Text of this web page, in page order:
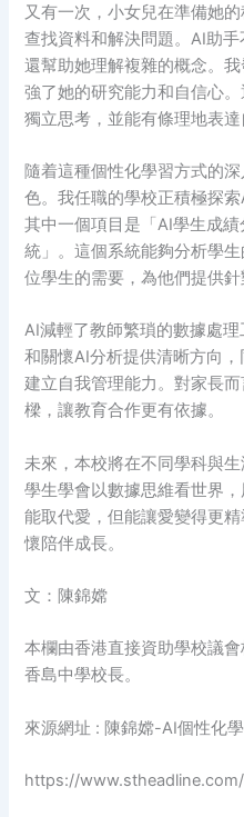
又有一次，小女兒在準備她
查找資料和解決問題。AI助
還幫助她理解複雜的概念。
強了她的研究能力和自信心
獨立思考，並能有條理地表達
隨着這種個性化學習方式的
色。我任職的學校正積極探
其中一個項目是「AI學生成
統」。這個系統能夠分析學
位學生的需要，為他們提供針
AI減輕了教師繁瑣的數據處
和關懷AI分析提供清晰方向，
建立自我管理能力。對家長
樑，讓教育合作更有依據。
未來，本校將在不同學科與
學生學會以數據思維看世界
能取代愛，但能讓愛變得更
懷陪伴成長。
文：陳錦嫦
本欄由香港直接資助學校議
香島中學校長。
來源網址 : 陳錦嫦-AI個性化
https://